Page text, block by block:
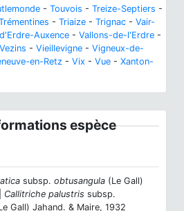
- Touvois - Treize-Septiers -
- Triaize - Trignac - Vair-
Auxence - Vallons-de-l'Erdre -
Vezins - Vieillevigne - Vigneux-de-
en-Retz - Vix - Vue - Xanton-
espèce
subsp. obtusangula (Le Gall)
Callitriche palustris subsp.
Gall) Jahand. & Maire, 1932